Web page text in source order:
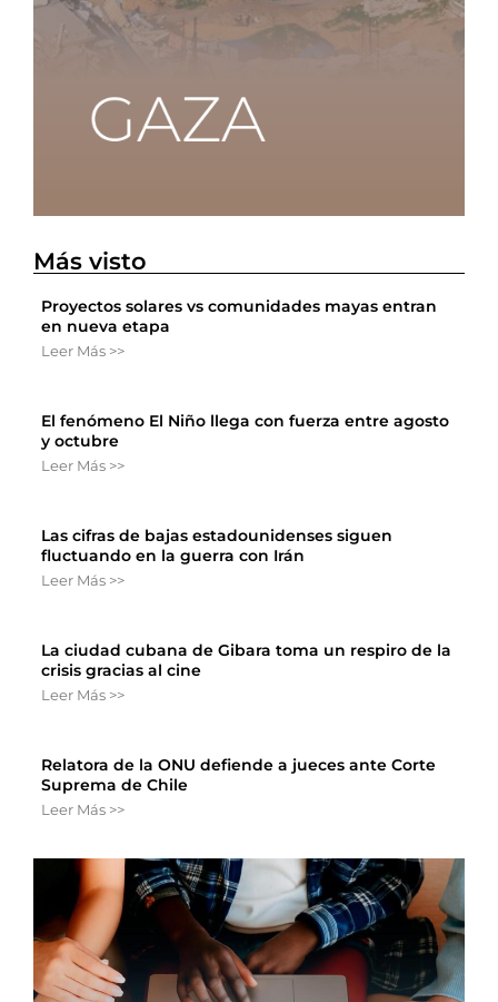
Más visto
Proyectos solares vs comunidades mayas entran
en nueva etapa
Leer Más >>
El fenómeno El Niño llega con fuerza entre agosto
y octubre
Leer Más >>
Las cifras de bajas estadounidenses siguen
fluctuando en la guerra con Irán
Leer Más >>
La ciudad cubana de Gibara toma un respiro de la
crisis gracias al cine
Leer Más >>
Relatora de la ONU defiende a jueces ante Corte
Suprema de Chile
Leer Más >>